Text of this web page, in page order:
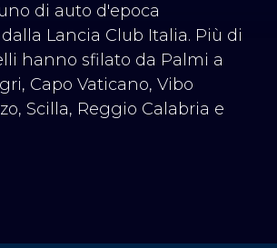
di auto d'epoca
Lancia Club Italia. Più di
hanno sfilato da Palmi a
Capo Vaticano, Vibo
Scilla, Reggio Calabria e